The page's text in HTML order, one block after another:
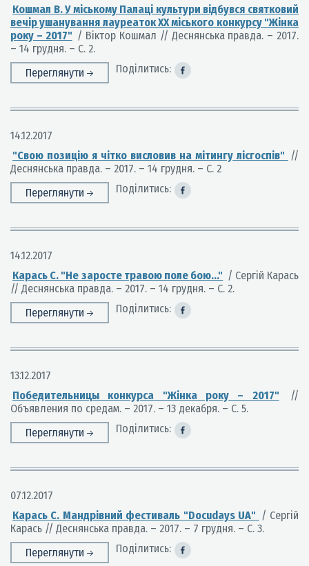
Кошмал В. У міському Палаці культури відбувся святковий
вечір ушанування лауреаток XX міського конкурсу "Жінка
року – 2017" / Віктор Кошмал // Деснянська правда. – 2017.
– 14 грудня. – С. 2.
Переглянути
Поділитись:
14.12.2017
"Свою позицію я чітко висловив на мітингу лісгоспів" //
Деснянська правда. – 2017. – 14 грудня. – С. 2
Переглянути
Поділитись:
14.12.2017
Карась С. "Не заросте травою поле бою…" / Сергій Карась
// Деснянська правда. – 2017. – 14 грудня. – С. 2.
Переглянути
Поділитись:
13.12.2017
Победительницы конкурса "Жінка року – 2017"
//
Объявления по средам. – 2017. – 13 декабря. – С. 5.
Переглянути
Поділитись:
07.12.2017
Карась С. Мандрівний фестиваль "Docudays UA" / Сергій
Карась // Деснянська правда. – 2017. – 7 грудня. – С. 3.
Переглянути
Поділитись: